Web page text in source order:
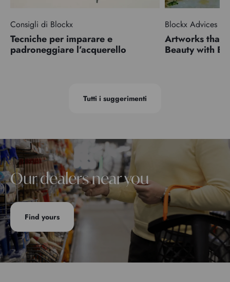
Consigli di Blockx
Tecniche per imparare e
padroneggiare l’acquerello
Blockx Advices
Artworks that
Beauty with
Tutti i suggerimenti
Our dealers near you
Find yours